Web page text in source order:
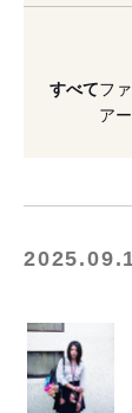
#
すべてフ
ア